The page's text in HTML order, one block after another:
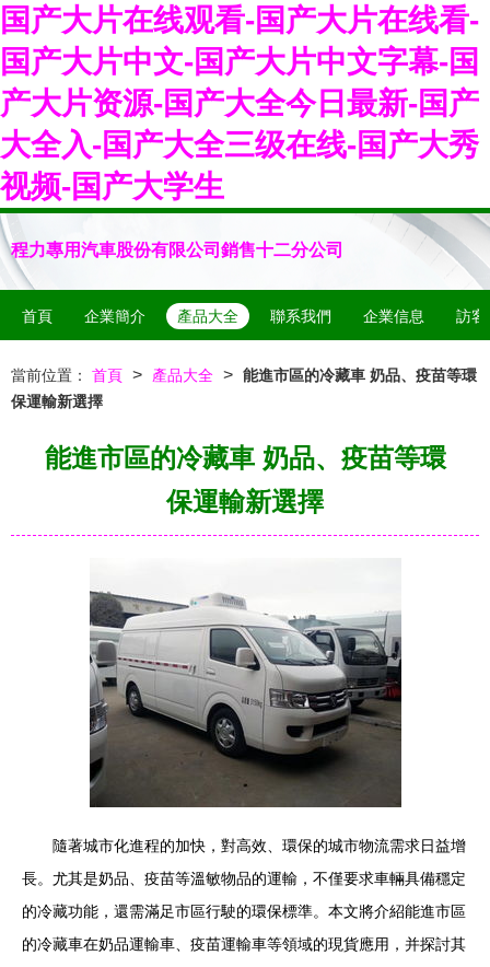
国产大片在线观看-国产大片在线看-
国产大片中文-国产大片中文字幕-国
产大片资源-国产大全今日最新-国产
大全入-国产大全三级在线-国产大秀
视频-国产大学生
程力專用汽車股份有限公司銷售十二分公司
首頁 企業簡介 產品大全 聯系我們 企業信息 訪客
當前位置： 首頁 > 產品大全 > 能進市區的冷藏車 奶品、疫苗等環
保運輸新選擇
能進市區的冷藏車 奶品、疫苗等環
保運輸新選擇
隨著城市化進程的加快，對高效、環保的城市物流需求日益增
長。尤其是奶品、疫苗等溫敏物品的運輸，不僅要求車輛具備穩定
的冷藏功能，還需滿足市區行駛的環保標準。本文將介紹能進市區
的冷藏車在奶品運輸車、疫苗運輸車等領域的現貨應用，并探討其